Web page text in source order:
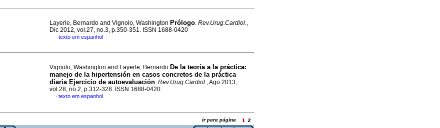
Layerle, Bernardo and Vignolo, Washington Prólogo. Rev.Urug.Cardiol.,
Dic 2012, vol.27, no.3, p.350-351. ISSN 1688-0420
· texto em espanhol
Vignolo, Washington and Layerle, Bernardo De la teoría a la práctica:
manejo de la hipertensión en casos concretos de la práctica
diaria Ejercicio de autoevaluación. Rev.Urug.Cardiol., Ago 2013,
vol.28, no.2, p.312-328. ISSN 1688-0420
· texto em espanhol
ir para página